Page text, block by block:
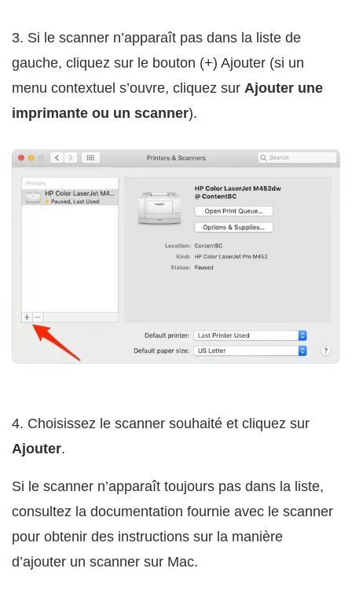
3. Si le scanner n’apparaît pas dans la liste de
gauche, cliquez sur le bouton (+) Ajouter (si un
menu contextuel s’ouvre, cliquez sur Ajouter une
imprimante ou un scanner).
4. Choisissez le scanner souhaité et cliquez sur
Ajouter.
Si le scanner n’apparaît toujours pas dans la liste,
consultez la documentation fournie avec le scanner
pour obtenir des instructions sur la manière
d’ajouter un scanner sur Mac.